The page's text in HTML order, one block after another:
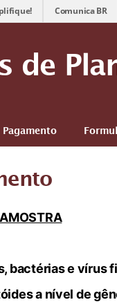
Comunica BR
de
bactérias e vírus
a nível de